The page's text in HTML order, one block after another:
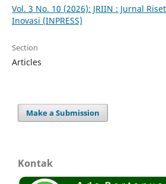
Vol. 3 No. 10 (2026): JRIIN : Jurnal
Inovasi (INPRESS)
Section
Articles
Make a Submission
Kontak